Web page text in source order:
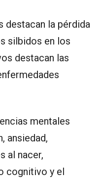
la pérdida
silbidos en los
destacan las
mentales
ansiedad,
al nacer,
cognitivo y el